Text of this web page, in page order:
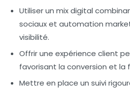
Utiliser un mix digital
sociaux et automation
visibilité.
Offrir une expérience client
favorisant la conversion et la
Mettre en place un suivi